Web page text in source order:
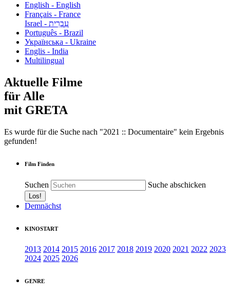
English - English
Français - France
עִבְרִית - Israel
Português - Brazil
Українська - Ukraine
Englis - India
Multilingual
Aktuelle Filme
für Alle
mit GRETA
Es wurde für die Suche nach "2021 :: Documentaire" kein Ergebnis
gefunden!
Film Finden
Suchen Suche abschicken
Demnächst
KINOSTART
2013 2014 2015 2016 2017 2018 2019 2020 2021 2022 2023
2024 2025 2026
GENRE